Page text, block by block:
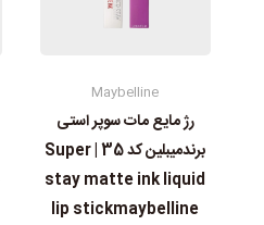
Maybelline
رژ مایع مات سوپر استی‌
برندمیبلین کد 35 | Super
stay matte ink liquid
lip stickmaybelline